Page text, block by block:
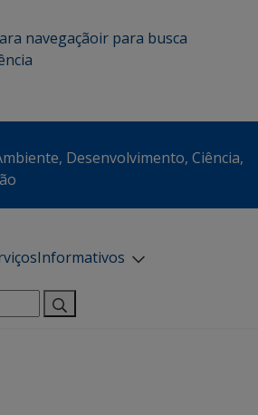
navegaçãoir para busca
Desenvolvimento, Ciência,
Informativos